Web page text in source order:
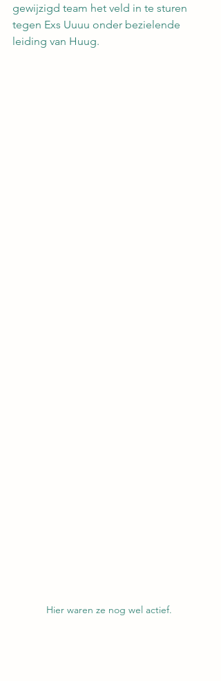
gewijzigd team het veld in te sturen
tegen Exs Uuuu onder bezielende
leiding van Huug.
Hier waren ze nog wel actief.